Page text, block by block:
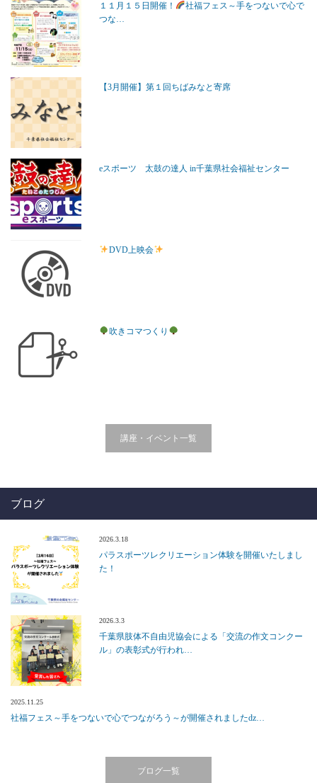
１１月１５日開催！
社福フェス～手をつないで心で
つな…
【3月開催】第１回ちばみなと寄席
eスポーツ 太鼓の達人 in千葉県社会福祉センター
DVD上映会
吹きコマつくり
講座・イベント一覧
ブログ
2026.3.18
パラスポーツレクリエーション体験を開催いたしまし
た！
2026.3.3
千葉県肢体不自由児協会による「交流の作文コンクー
ル」の表彰式が行われ…
2025.11.25
社福フェス～手をつないで心でつながろう～が開催されましたǳ…
ブログ一覧